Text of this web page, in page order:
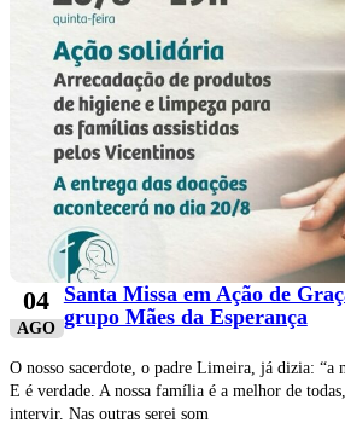
04
AGO
Santa Missa em Ação de
grupo Mães da Esperança
O nosso sacerdote, o padre Limeira, já dizia: “a
E é verdade. A nossa família é a melhor de
intervir. Nas outras serei som